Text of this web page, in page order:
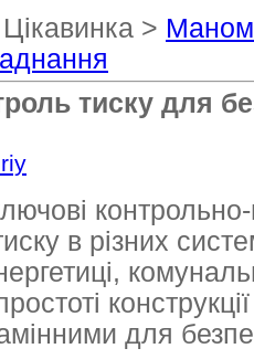
>
тиску для
в різних
для